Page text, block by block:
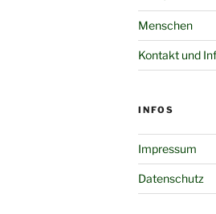
Menschen
Kontakt und
INFOS
Impressum
Datenschutz